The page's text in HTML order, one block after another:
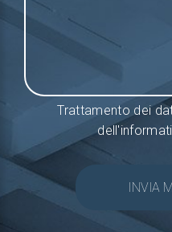
Trattamento dei
INVIA